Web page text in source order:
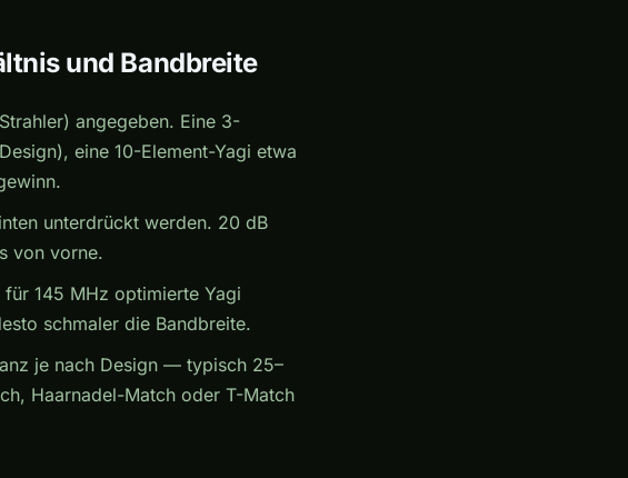
und Bandbreite
angegeben. Eine 3-
eine 10-Element-Yagi etwa
unterdrückt werden. 20 dB
von vorne.
145 MHz optimierte Yagi
schmaler die Bandbreite.
je nach Design — typisch 25–
Haarnadel-Match oder T-Match